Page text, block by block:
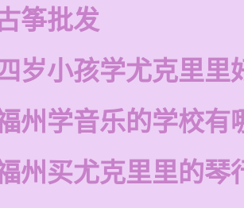
筝批发
四岁小孩学尤克里里
州学音乐的学校有
州买尤克里里的琴